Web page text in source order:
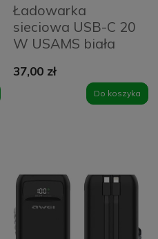
Ładowarka
sieciowa USB-C 20
W USAMS biała
37,00 zł
Do koszyka